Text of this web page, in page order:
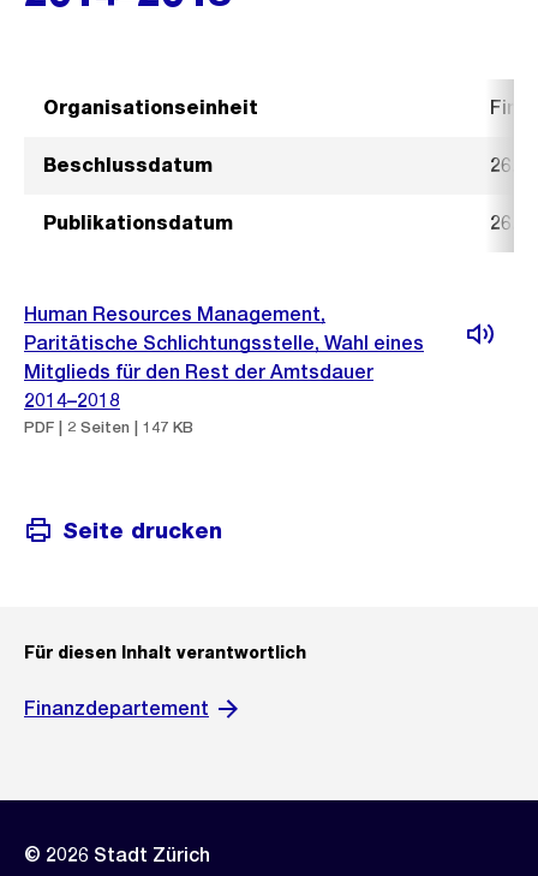
Organisationseinheit
Beschlussdatum 26.
Publikationsdatum 26.
Human Resources Management,
Paritätische Schlichtungsstelle, Wahl eines
Mitglieds für den Rest der Amtsdauer
2014–2018
PDF | 2 Seiten | 147 KB
Seite drucken
Für diesen Inhalt verantwortlich
Finanzdepartement
© 2026 Stadt Zürich